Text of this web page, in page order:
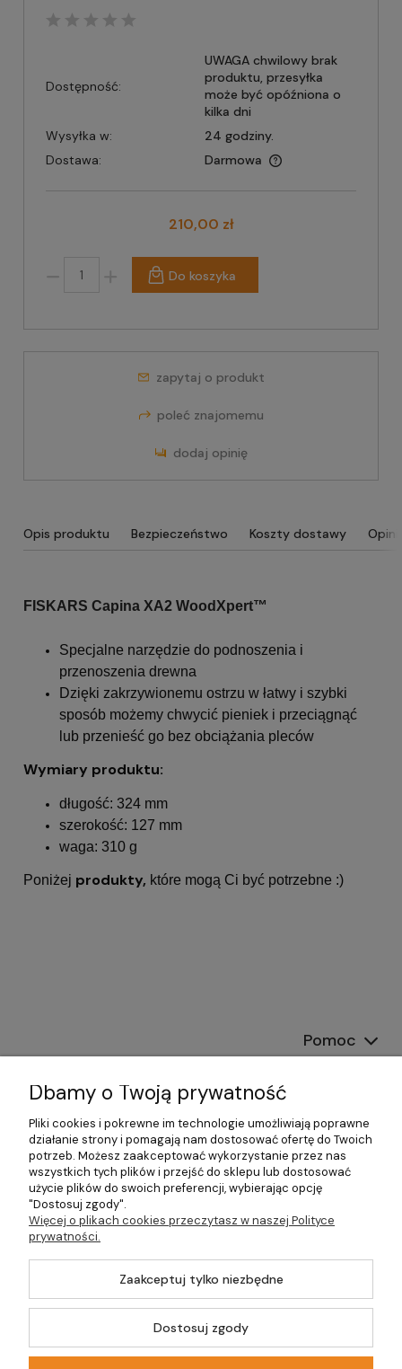
Dostępność:
UWAGA chwilowy brak
produktu, przesyłka
może być opóźniona o
kilka dni
Wysyłka w:
24 godziny.
Dostawa:
Darmowa
210,00 zł
Do koszyka
zapytaj o produkt
poleć znajomemu
dodaj opinię
Opis produktu Bezpieczeństwo Koszty dostawy
FISKARS Capina XA2 WoodXpert™
Specjalne narzędzie do podnoszenia i
przenoszenia drewna
Dzięki zakrzywionemu ostrzu w łatwy i szybki
sposób możemy chwycić pieniek i przeciągnąć
lub przenieść go bez obciążania pleców
Wymiary produktu:
długość: 324 mm
szerokość: 127 mm
waga: 310 g
Poniżej produkty, które mogą Ci być potrzebne :)
Pomoc
Moje konto
Gwarancja i zwroty
O firmie
©2026 Wszelkie Prawa Zastrzeżone | DOM-OGRÓD-HOBBY.PL
Dbamy o Twoją prywatność
Pliki cookies i pokrewne im technologie umożliwiają poprawne
działanie strony i pomagają nam dostosować ofertę do Twoich
potrzeb. Możesz zaakceptować wykorzystanie przez nas
wszystkich tych plików i przejść do sklepu lub dostosować
użycie plików do swoich preferencji, wybierając opcję
"Dostosuj zgody".
Więcej o plikach cookies przeczytasz w naszej Polityce
prywatności.
Zaakceptuj tylko niezbędne
Dostosuj zgody